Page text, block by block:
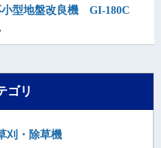
型地盤改良機 GI-180C
ゴリ
刈・除草機